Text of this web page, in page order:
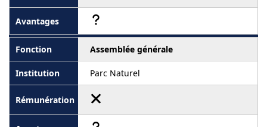
Assemblée générale
Parc Naturel